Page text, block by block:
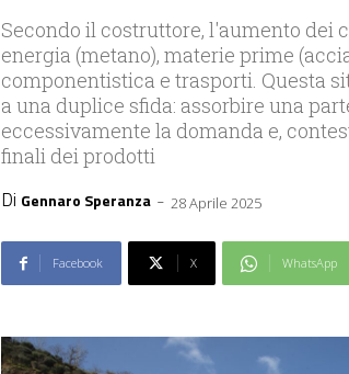
Secondo il costruttore, l'aumento dei
energia (metano), materie prime
componentistica e trasporti. Questa
a una duplice sfida: assorbire una
eccessivamente la domanda e,
finali dei prodotti
Di Gennaro Speranza - 28 Aprile 2025
Facebook X WhatsApp